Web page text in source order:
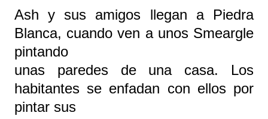
Ash y sus amigos llegan a Piedra
Blanca, cuando ven a unos Smeargle
pintando
unas paredes de una casa. Los
habitantes se enfadan con ellos por
pintar sus